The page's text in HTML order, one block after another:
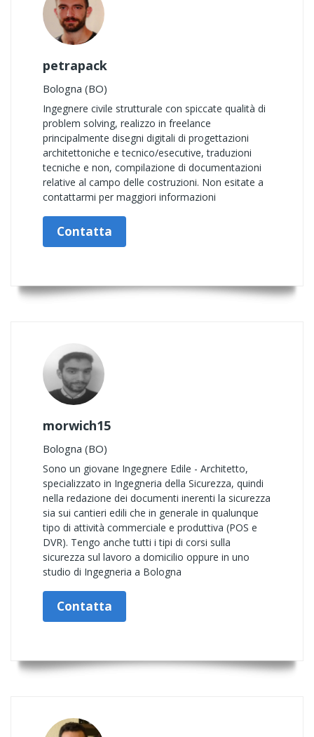
petrapack
Bologna (BO)
Ingegnere civile strutturale con spiccate qualità di
problem solving, realizzo in freelance
principalmente disegni digitali di progettazioni
architettoniche e tecnico/esecutive, traduzioni
tecniche e non, compilazione di documentazioni
relative al campo delle costruzioni. Non esitate a
contattarmi per maggiori informazioni
Contatta
morwich15
Bologna (BO)
Sono un giovane Ingegnere Edile - Architetto,
specializzato in Ingegneria della Sicurezza, quindi
nella redazione dei documenti inerenti la sicurezza
sia sui cantieri edili che in generale in qualunque
tipo di attività commerciale e produttiva (POS e
DVR). Tengo anche tutti i tipi di corsi sulla
sicurezza sul lavoro a domicilio oppure in uno
studio di Ingegneria a Bologna
Contatta